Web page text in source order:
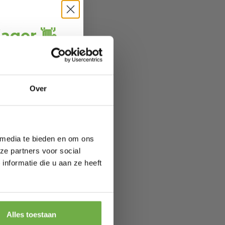
Over
te bieden en om ons
partners voor social
die u aan ze heeft
Alles toestaan
bij
nooit
👋
direct € 5,-
je van
je jarig bent